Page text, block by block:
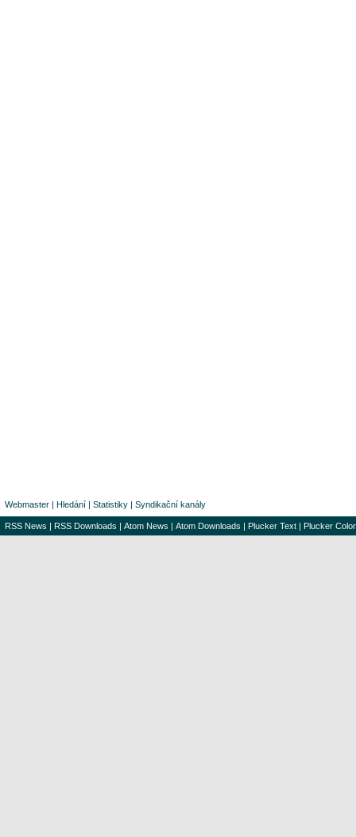
Webmaster | Hledání | Statistiky | Syndikační kanály
RSS News | RSS Downloads | Atom News | Atom Downloads | Plucker Text | Plucker Color